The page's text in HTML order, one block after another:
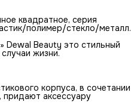
квадратное, серия
полимер/стекло/металл.
Dewal Beauty это стильный
жизни.
корпуса, в сочетании
придают аксессуару